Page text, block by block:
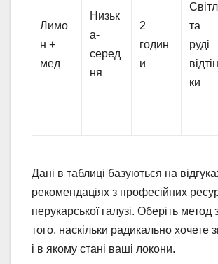
Лимо
н +
мед
Низьк
а-
серед
ня
2
годин
и
та
руді
відтін
ки
Дані в таблиці базуються на
рекомендаціях з професійних
перукарської галузі. Оберіть метод
того, наскільки радикально хочете
і в якому стані ваші локони.